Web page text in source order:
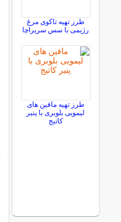
طرز تهیه تاکوی مرغ
رژیمی با سس سریراچا
طرز تهیه مافین های
لیمویی بلوبری با پنیر
کاتیج